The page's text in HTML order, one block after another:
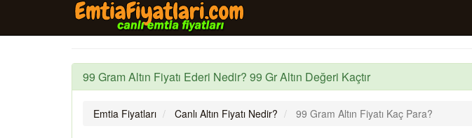
99 Gram Altın Fiyatı Ederi Nedir? 99 Gr Altın Değeri Kaçtır
Emtia Fiyatları Canlı Altın Fiyatı Nedir? 99 Gram Altın Fiyatı Kaç Para?